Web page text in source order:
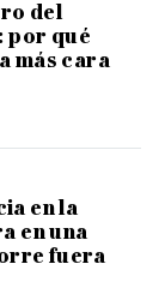
del
por qué
más cara
en la
en una
fuera